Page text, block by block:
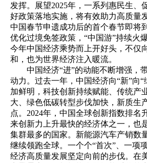
发挥。展望2025年，一系列惠民生、
好政策落地实施，将有效助力高质量
中国春节申遗成功后的首个春节即将
优化过境免签政策，“中国游”持续火
今年中国经济乘势而上开好头，不仅
和，也为世界经济注入暖流。
中国经济“进”的动能不断增强，
动力。过去一年，中国经济向“新”向“
加鲜明，科技创新持续赋能、传统产
大、绿色低碳转型步伐加快，新质生
点。2024年，中国全球创新指数排名
来创新力上升最快的经济体之一，也
集群最多的国家。新能源汽车产销数
继续领跑全球。一个个“首次”、一项
经济高质量发展坚定向前的步伐。在